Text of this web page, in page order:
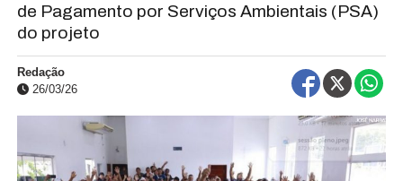
de Pagamento por Serviços Ambientais (PSA)
do projeto
Redação
26/03/26